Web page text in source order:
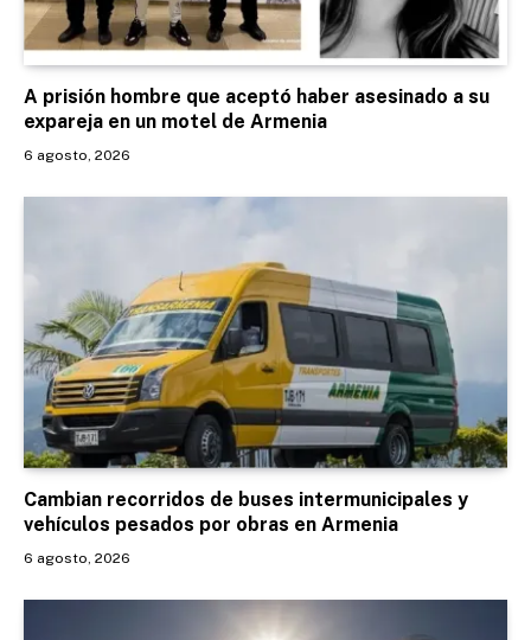
A prisión hombre que aceptó haber asesinado a su
expareja en un motel de Armenia
6 agosto, 2026
Cambian recorridos de buses intermunicipales y
vehículos pesados por obras en Armenia
6 agosto, 2026